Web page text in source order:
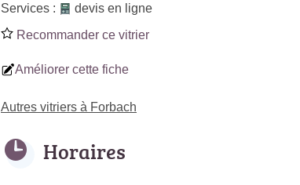
Services :
devis en ligne
Recommander ce vitrier
Améliorer cette fiche
Autres vitriers à Forbach
Horaires